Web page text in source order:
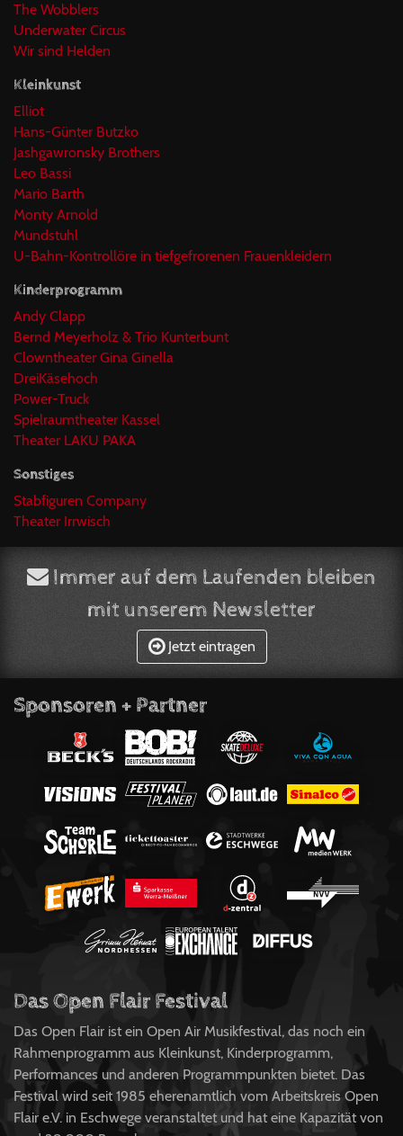
The Wobblers
Underwater Circus
Wir sind Helden
Kleinkunst
Elliot
Hans-Günter Butzko
Jashgawronsky Brothers
Leo Bassi
Mario Barth
Monty Arnold
Mundstuhl
U-Bahn-Kontrollöre in tiefgefrorenen Frauenkleidern
Kinderprogramm
Andy Clapp
Bernd Meyerholz & Trio Kunterbunt
Clowntheater Gina Ginella
DreiKäsehoch
Power-Truck
Spielraumtheater Kassel
Theater LAKU PAKA
Sonstiges
Stabfiguren Company
Theater Irrwisch
Immer auf dem Laufenden bleiben
mit unserem Newsletter
Jetzt eintragen
Sponsoren + Partner
Das Open Flair Festival
Das Open Flair ist ein Open Air Musikfestival, das noch ein
Rahmenprogramm aus Kleinkunst, Kinderprogramm,
Performances und anderen Programmpunkten bietet. Das
Festival wird seit 1985 eherenamtlich vom Arbeitskreis Open
Flair e.V. in Eschwege veranstaltet und hat eine Kapazität von